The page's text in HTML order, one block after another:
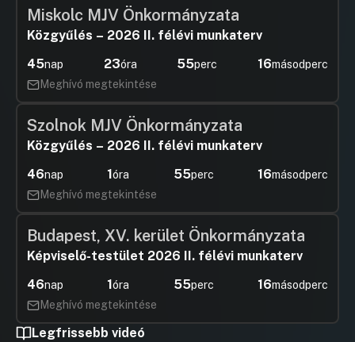
Miskolc MJV Önkormányzata
Közgyűlés – 2026 II. félévi munkaterv
45nap 23óra 55perc 15másodperc
Meghívó megtekintése
Szolnok MJV Önkormányzata
Közgyűlés – 2026 II. félévi munkaterv
46nap 1óra 55perc 15másodperc
Meghívó megtekintése
Budapest, XV. kerület Önkormányzata
Képviselő-testület 2026 II. félévi munkaterv
46nap 1óra 55perc 15másodperc
Meghívó megtekintése
Legfrissebb videó